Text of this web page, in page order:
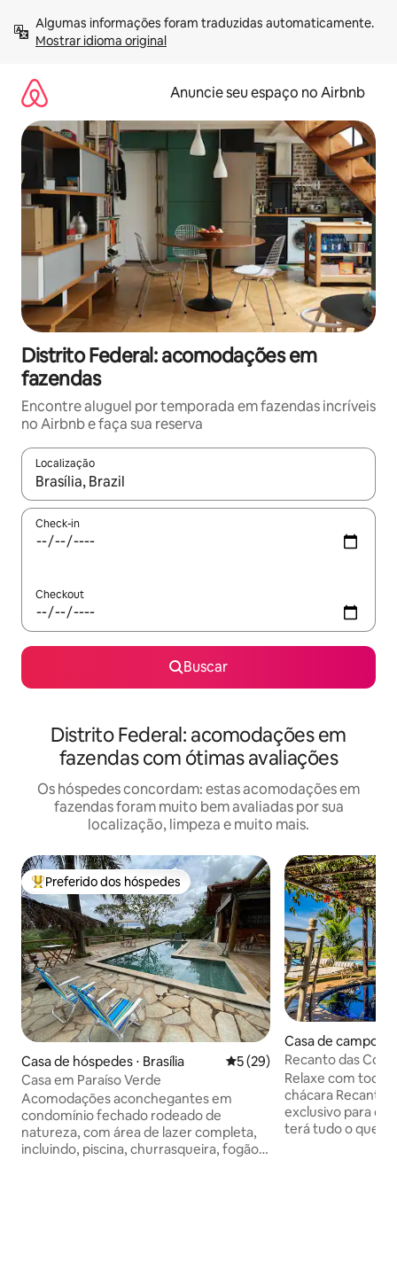
para
Mostrar idioma original
Anuncie seu espaço no Airbnb
Distrito Federal: acomodações em
fazendas
Encontre aluguel por temporada em fazendas incríveis
no Airbnb e faça sua reserva
Localização
Quando os resultados estiverem disponíveis, explore-os
Check-in
Checkout
Buscar
Distrito Federal: acomodações em
fazendas com ótimas avaliações
Os hóspedes concordam: estas acomodações em
fazendas foram muito bem avaliadas por sua
localização, limpeza e muito mais.
Entre os melhores preferidos dos hóspedes
Preferido dos hóspedes
Casa de hóspedes ⋅ Brasília 5 de uma avaliação média
5 (29)
Casa em Paraíso Verde
Acomodações aconchegantes em
condomínio fechado rodeado de
natureza, com área de lazer completa,
incluindo, piscina, churrasqueira, fogão a
Casa de campo ⋅
Recanto das
Brasília
Relaxe com toda
chácara Recanto
exclusivo para os
terá tudo o que